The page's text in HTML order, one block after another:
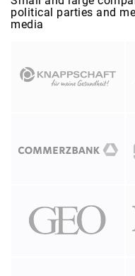
political parties and
media